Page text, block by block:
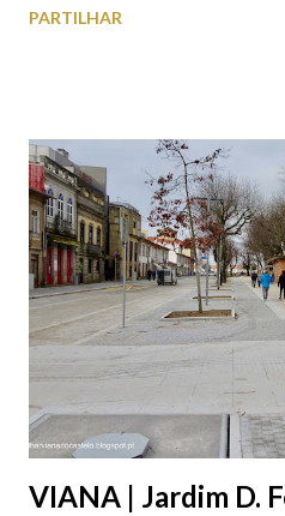
vão ser palco de muita folia e
Av. dos Combatentes da Grande
Passeio das Mordomas da
termina na Praça 1.º de Maio.
PARTILHAR
VIANA | Jardim D.